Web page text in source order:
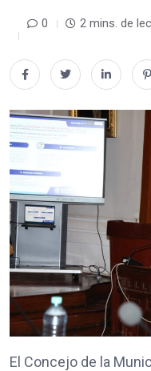
0 2 mins. de
El Concejo de la